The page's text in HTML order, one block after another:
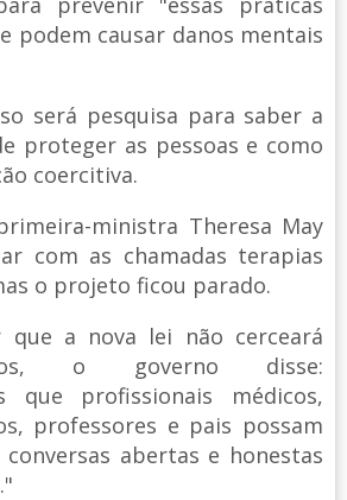
podem causar danos mentais
será pesquisa para saber a
proteger as pessoas e como
coercitiva.
ministra Theresa May
com as chamadas terapias
o projeto ficou parado.
que a nova lei não cerceará
o governo disse:
que profissionais médicos,
professores e pais possam
abertas e honestas